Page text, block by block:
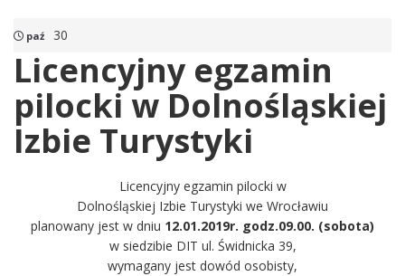
paź 30
Licencyjny egzamin
pilocki w Dolnośląskiej
Izbie Turystyki
Licencyjny egzamin pilocki w
Dolnośląskiej Izbie Turystyki we Wrocławiu
planowany jest w dniu 12.01.2019r. godz.09.00. (sobota)
w siedzibie DIT ul. Świdnicka 39,
wymagany jest dowód osobisty,